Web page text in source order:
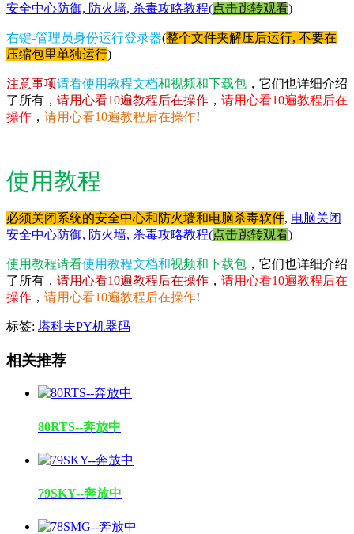
安全中心防御, 防火墙, 杀毒攻略教程(点击跳转观看)
右键-管理员身份运行登录器(整个文件夹解压后运行, 不要在
压缩包里单独运行)
注意事项请看使用教程文档和视频和下载包 ，它们也详细介绍
了所有， 请用心看10遍教程后在操作 ， 请用心看10遍教程后在
操作 ， 请用心看10遍教程后在操作!
使用教程
必须关闭系统的安全中心和防火墙和电脑杀毒软件, 电脑关闭
安全中心防御, 防火墙, 杀毒攻略教程(点击跳转观看)
使用教程请看使用教程文档和视频和下载包 ，它们也详细介绍
了所有， 请用心看10遍教程后在操作 ， 请用心看10遍教程后在
操作 ， 请用心看10遍教程后在操作!
标签: 塔科夫PY机器码
相关推荐
80RTS--奔放中
79SKY--奔放中